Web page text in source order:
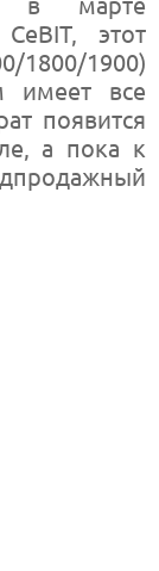
этот
1900)
имеет все
появится
а пока к